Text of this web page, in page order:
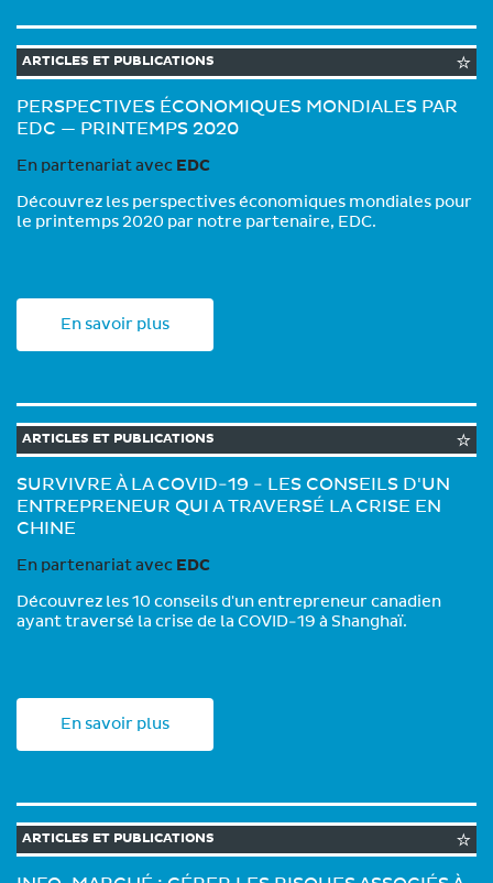
ARTICLES ET PUBLICATIONS
PERSPECTIVES ÉCONOMIQUES MONDIALES PAR
EDC — PRINTEMPS 2020
En partenariat avec EDC
Découvrez les perspectives économiques mondiales pour
le printemps 2020 par notre partenaire, EDC.
En savoir plus
ARTICLES ET PUBLICATIONS
SURVIVRE À LA COVID-19 - LES CONSEILS D'UN
ENTREPRENEUR QUI A TRAVERSÉ LA CRISE EN
CHINE
En partenariat avec EDC
Découvrez les 10 conseils d'un entrepreneur canadien
ayant traversé la crise de la COVID-19 à Shanghaï.
En savoir plus
ARTICLES ET PUBLICATIONS